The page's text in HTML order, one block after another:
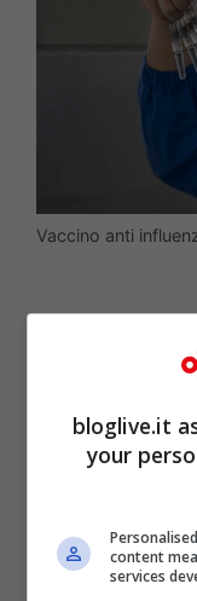
Vaccino anti
bloglive.it
your
content
services